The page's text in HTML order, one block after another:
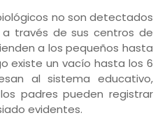
no son detectados
través de sus centros de
a los pequeños hasta
existe un vacío hasta los 6
al sistema educativo,
padres pueden registrar
evidentes.